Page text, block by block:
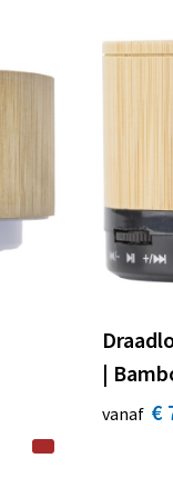
|
vanaf €